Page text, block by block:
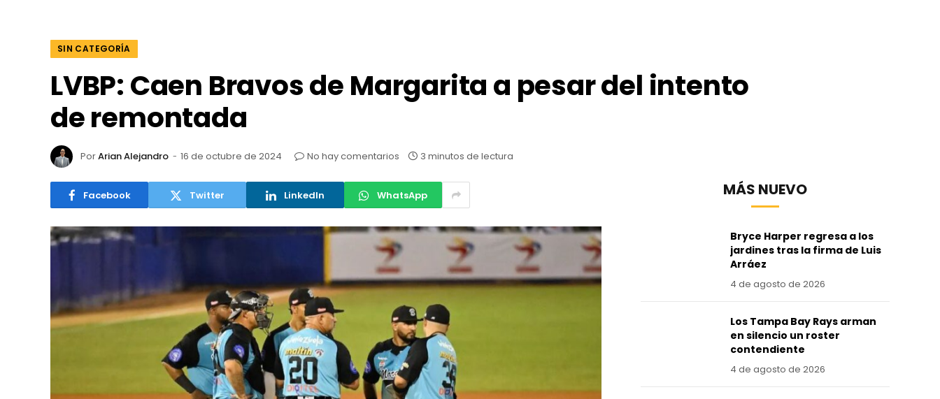
SIN CATEGORÍA
LVBP: Caen Bravos de Margarita a pesar del intento
de remontada
PorArian Alejandro 16 de octubre de 2024 No hay comentarios 3 minutos de lectura
Facebook Twitter LinkedIn WhatsApp MÁS NUEVO
Bryce Harper regresa a los
jardines tras la firma de Luis
Arráez
4 de agosto de 2026
Los Tampa Bay Rays arman
en silencio un roster
contendiente
4 de agosto de 2026